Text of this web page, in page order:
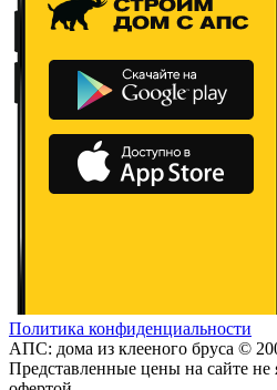
Политика конфиденциальности
АПС: дома из клееного бруса ©
Представленные цены на сайте не